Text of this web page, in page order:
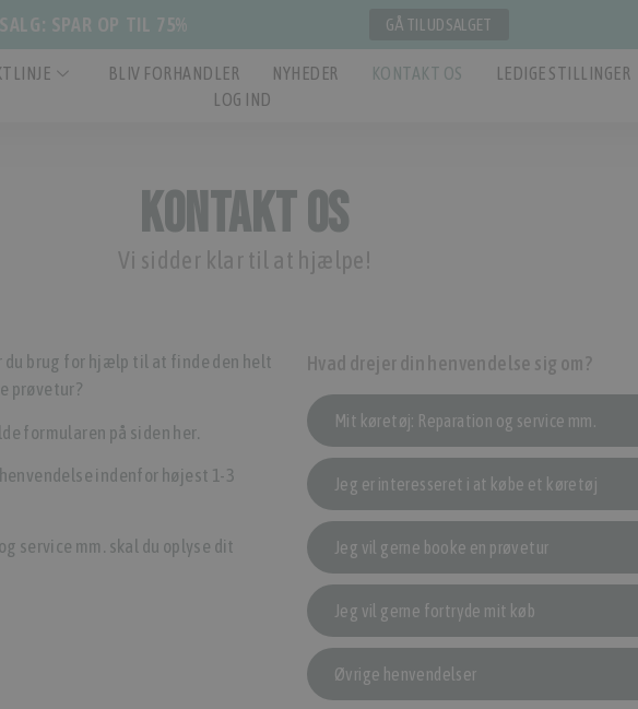
SPAR OP TIL 75% GÅ TIL UDSALGET
BLIV FORHANDLER NYHEDER KONTAKT OS
LEDIGE STILLINGER
LOG IND
Kontakt os
Vi sidder klar til at hjælpe!
brug for hjælp til at finde den helt
prøvetur?
formularen på siden her.
indenfor højest 1-3
service mm. skal du oplyse dit
Hvad drejer din henvendelse sig om?
Mit køretøj: Reparation og service mm.
Jeg er interesseret i at købe et køretøj
Jeg vil gerne booke en prøvetur
Jeg vil gerne fortryde mit køb
Øvrige henvendelser